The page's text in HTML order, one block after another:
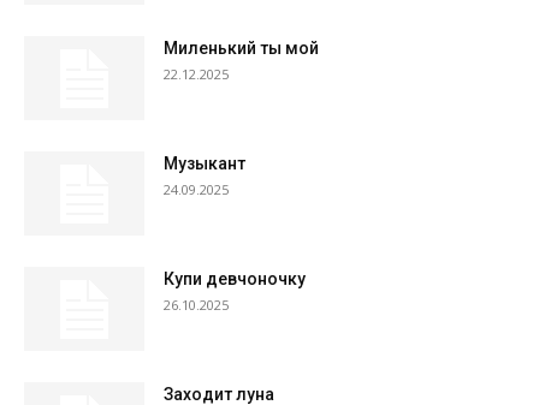
Миленький ты мой
22.12.2025
Музыкант
24.09.2025
Купи девчоночку
26.10.2025
Заходит луна